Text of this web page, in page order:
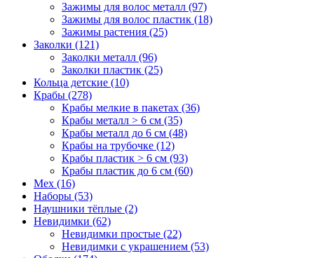
Зажимы для волос металл (97)
Зажимы для волос пластик (18)
Зажимы растения (25)
Заколки (121)
Заколки металл (96)
Заколки пластик (25)
Кольца детские (10)
Крабы (278)
Крабы мелкие в пакетах (36)
Крабы металл > 6 см (35)
Крабы металл до 6 см (48)
Крабы на трубочке (12)
Крабы пластик > 6 см (93)
Крабы пластик до 6 см (60)
Мех (16)
Наборы (53)
Наушники тёплые (2)
Невидимки (62)
Невидимки простые (22)
Невидимки с украшением (53)